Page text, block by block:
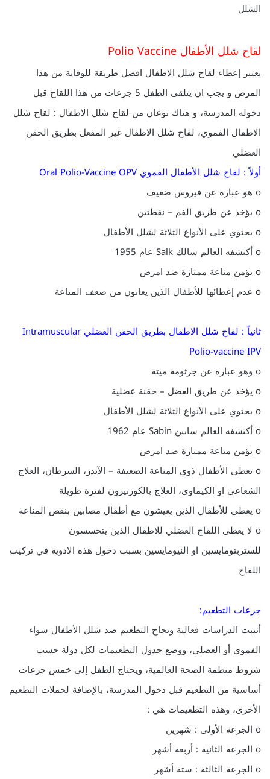
الشلل
لقاح شلل الأطفال Polio Vaccine
يعتبر إعطاء لقاح شلل الاطفال افضل طريقة للوقاية من هذا
المرض و يجب ان يتلقى الطفل 5 جرعات من هذا اللقاح قبل
دخوله المدرسة، و هناك نوعان من لقاح شلل الاطفال : لقاح شلل
الاطفال الفموي، لقاح شلل الاطفال غير المفعل بطريق الحقن
العضلي
أولاً : لقاح شلل الأطفال الفموي Oral Polio-Vaccine OPV
o هو عبارة عن فيروس ضعيف
o يؤخذ عن طريق الفم – نقطتين
o يحتوي على الأنواع الثلاثة لشلل الأطفال
o أكتشفه العالم سالك Salk عام 1955
o يؤمن مناعة ممتازة ضد امرض
o عدم إعطائها للأطفال الذين يعانون من ضعف المناعة
ثانياً : لقاح شلل الاطفال بطريق الحقن العضلي Intramuscular
Polio-vaccine IPV
o وهو عبارة عن جرثومة ميتة
o يؤخذ عن طريق العضل – حقنة عضلية
o يحتوي على الأنواع الثلاثة لشلل الأطفال
o أكتشفه العالم سابين Sabin عام 1962
o يؤمن مناعة ممتازة ضد امرض
o تعطى الأطفال ذوي المناعة الضعيفة – الآيدز، السرطان، العلاج
الشعاعي او الكيماوي، العلاج بالكورتيزون لفترة طويلة
o يعطى للأطفال الذين يعيشون مع أطفال مصابين بنقص المناعة
o لا يعطى اللقاح العضلي للاطفال الذين يتحسسون
للستربتومايسين او النيومايسين بسبب دخول هذه الادوية في تركيب
اللقاح
جرعات التطعيم:
أثبتت الدراسات فعالية ونجاح التطعيم ضد شلل الأطفال سواء
الفموي أو العضلي، ووضع جدول التطعيمات لكل دولة حسب
شروط منظمة الصحة العالمية، ويحتاج الطفل إلى خمس جرعات
أساسية من التطعيم قبل دخول المدرسة، بالإضافة لحملات التطعيم
الأخرى، وهذه التطعيمات هي :
o الجرعة الأولى : شهرين
o الجرعة الثانية : أربعة أشهر
o الجرعة الثالثة : ستة أشهر